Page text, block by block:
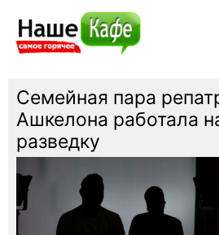
Семейная пара
Ашкелона работала
разведку